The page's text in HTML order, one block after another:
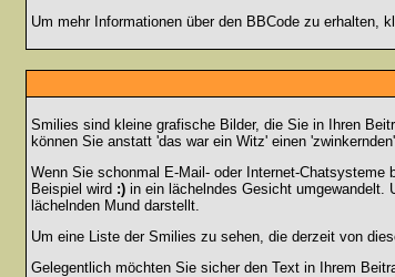
Um mehr Informationen über den BBCode zu erhalten,
Smilies sind kleine grafische Bilder, die Sie in Ihren
können Sie anstatt 'das war ein Witz' einen
Wenn Sie schonmal E-Mail- oder Internet-
Beispiel wird :)in ein lächelndes Gesicht umgewandelt.
lächelnden Mund darstellt.
Um eine Liste der Smilies zu sehen, die derzeit von
Gelegentlich möchten Sie sicher den Text in Ihrem